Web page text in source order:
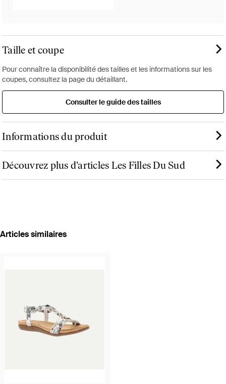
Taille et coupe
Pour connaître la disponibilité des tailles et les informations sur les
coupes, consultez la page du détaillant.
Consulter le guide des tailles
Informations du produit
Découvrez plus d’articles Les Filles Du Sud
Articles similaires